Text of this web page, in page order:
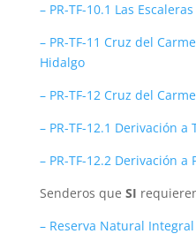
– PR-TF-10.1 Las
– PR-TF-11 Cruz del
Hidalgo
– PR-TF-12 Cruz del
– PR-TF-12.1 Derivación a
– PR-TF-12.2 Derivación a
Senderos que SI
– Reserva Natural